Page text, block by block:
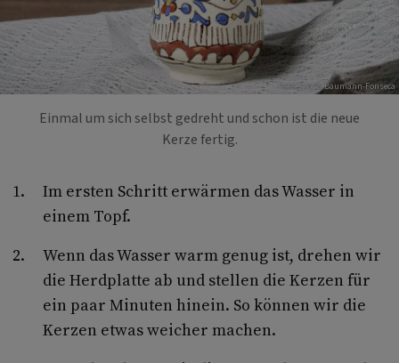
Foto: Luana Baumann-Fonseca
Einmal um sich selbst gedreht und schon ist die neue
Kerze fertig.
Im ersten Schritt erwärmen das Wasser in
einem Topf.
Wenn das Wasser warm genug ist, drehen wir
die Herdplatte ab und stellen die Kerzen für
ein paar Minuten hinein. So können wir die
Kerzen etwas weicher machen.